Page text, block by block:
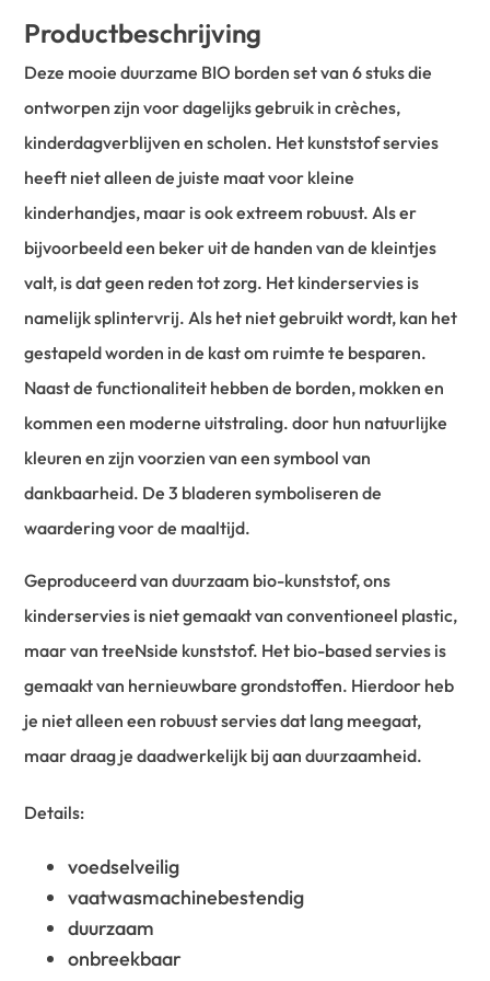
Productbeschrijving
Deze mooie duurzame BIO borden set van 6 stuks die
ontworpen zijn voor dagelijks gebruik in crèches,
kinderdagverblijven en scholen. Het kunststof servies
heeft niet alleen de juiste maat voor kleine
kinderhandjes, maar is ook extreem robuust. Als er
bijvoorbeeld een beker uit de handen van de kleintjes
valt, is dat geen reden tot zorg. Het kinderservies is
namelijk splintervrij. Als het niet gebruikt wordt, kan het
gestapeld worden in de kast om ruimte te besparen.
Naast de functionaliteit hebben de borden, mokken en
kommen een moderne uitstraling. door hun natuurlijke
kleuren en zijn voorzien van een symbool van
dankbaarheid. De 3 bladeren symboliseren de
waardering voor de maaltijd.
Geproduceerd van duurzaam bio-kunststof, ons
kinderservies is niet gemaakt van conventioneel plastic,
maar van treeNside kunststof. Het bio-based servies is
gemaakt van hernieuwbare grondstoffen. Hierdoor heb
je niet alleen een robuust servies dat lang meegaat,
maar draag je daadwerkelijk bij aan duurzaamheid.
Details:
voedselveilig
vaatwasmachinebestendig
duurzaam
onbreekbaar